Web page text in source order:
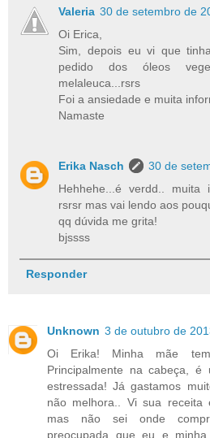
Valeria 30 de setembro de
Oi Erica,
Sim, depois eu vi que
pedido dos óleos
melaleuca...rsrs
Foi a ansiedade e muita
Namaste
Erika Nasch
30 de
Hehhehe...é verdd.. muita
rsrsr mas vai lendo aos
qq dúvida me grita!
bjssss
Responder
Unknown 3 de outubro de
Oi Erika! Minha mãe
Principalmente na cabeça, é
estressada! Já gastamos
não melhora.. Vi sua receita
mas não sei onde
preocupada que eu e